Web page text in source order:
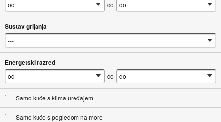
do
Sustav grijanja
Energetski razred
do
Samo kuće s klima uređajem
Samo kuće s pogledom na more